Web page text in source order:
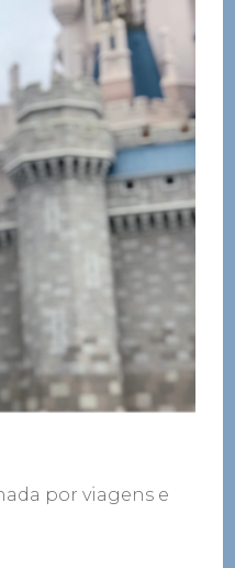
por viagens e